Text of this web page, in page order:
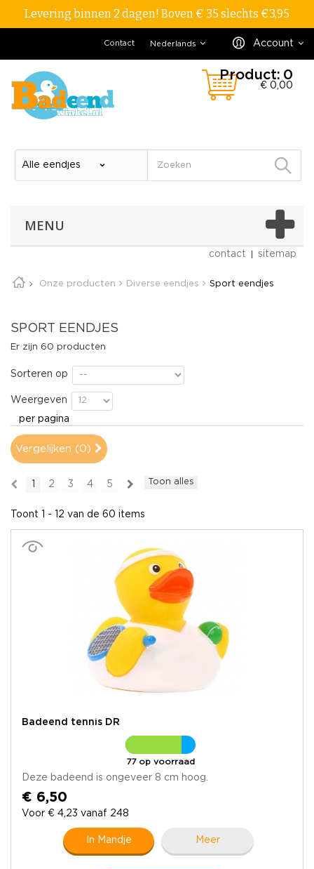
Levering binnen 2 dagen! Boven € 35 slechts €3,95
Account
Nederlands
Contact
Product: 0
€ 0,00
MENU
contact sitemap
Onze producten Diverse eendjes Sport eendjes
SPORT EENDJES
Er zijn 60 producten
Sorteren op
Weergeven
per pagina
Vergelijken (0)
Toon alles
2 3 4 5
Toont 1 - 12 van de 60 items
Badeend tennis DR
77 op voorraad
Deze badeend is ongeveer 8 cm hoog.
€ 6,50
Voor € 4,23 vanaf 248
In Mandje Meer